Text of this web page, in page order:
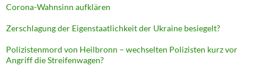
Corona-Wahnsinn aufklären
Zerschlagung der Eigenstaatlichkeit der Ukraine besiegelt?
Polizistenmord von Heilbronn – wechselten Polizisten kurz vor
Angriff die Streifenwagen?